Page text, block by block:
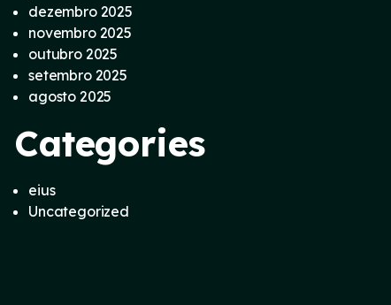
dezembro 2025
novembro 2025
outubro 2025
setembro 2025
agosto 2025
Categories
eius
Uncategorized